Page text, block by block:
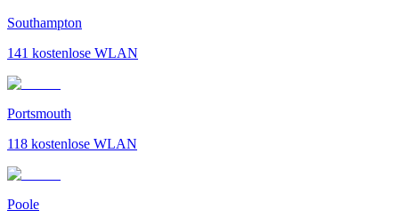
Southampton
141 kostenlose WLAN
Portsmouth
118 kostenlose WLAN
Poole